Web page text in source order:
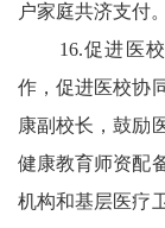
户家庭共济支付。
16.促进医校
作，促进医校协
康副校长，鼓励
健康教育师资配
机构和基层医疗